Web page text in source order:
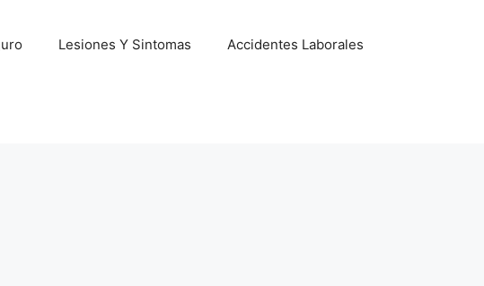
Lesiones Y Sintomas Accidentes Laborales